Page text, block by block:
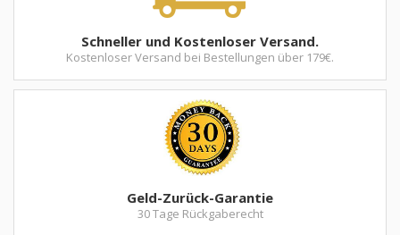
Schneller und Kostenloser Versand.
Kostenloser Versand bei Bestellungen über 179€.
Geld-Zurück-Garantie
30 Tage Rückgaberecht